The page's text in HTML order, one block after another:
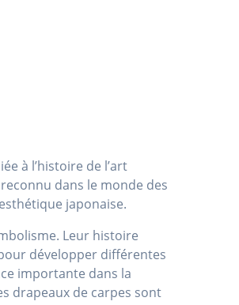
à l’histoire de l’art
dans le monde des
japonaise.
Leur histoire
développer différentes
importante dans la
drapeaux de carpes sont